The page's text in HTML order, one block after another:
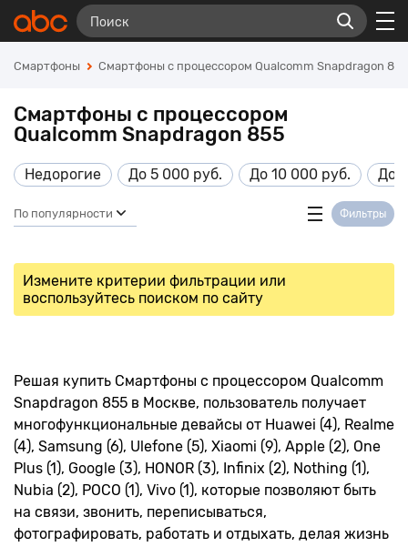
Смартфоны Смартфоны с процессором Qualcomm Snapdragon 855
Смартфоны с процессором
Qualcomm Snapdragon 855
Недорогие До 5 000 руб. До 10 000 руб. До
По популярности Фильтры
Измените критерии фильтрации или
воспользуйтесь поиском по сайту
Решая купить Смартфоны с процессором Qualcomm
Snapdragon 855 в Москве, пользователь получает
многофункциональные девайсы от Huawei (4), Realme
(4), Samsung (6), Ulefone (5), Xiaomi (9), Apple (2), One
Plus (1), Google (3), HONOR (3), Infinix (2), Nothing (1),
Nubia (2), POCO (1), Vivo (1), которые позволяют быть
на связи, звонить, переписываться,
фотографировать, работать и отдыхать, делая жизнь